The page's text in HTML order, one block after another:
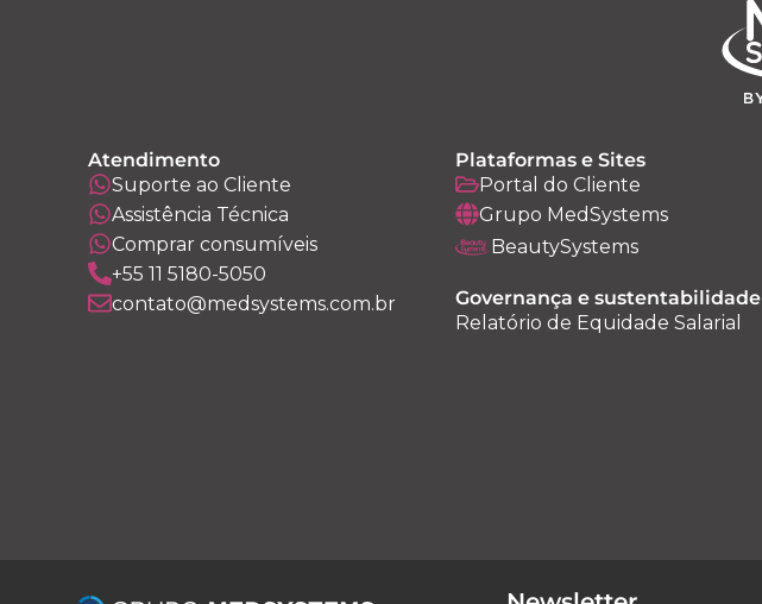
Atendimento
Suporte ao Cliente
Assistência Técnica
Comprar consumíveis
+55 11 5180-5050
contato@medsystems.com.br
Plataformas e Sites
Portal do Cliente
Grupo MedSystems
BeautySystems
Governança e sustentabilidade
Relatório de Equidade Salarial